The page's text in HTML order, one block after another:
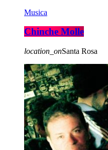
Musica
Chinche Molle
location_onSanta Rosa